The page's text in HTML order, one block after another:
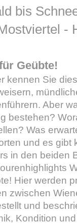
bis
-
Geübte!
kennen Sie
Aber
bestehen?
Was
und es gibt
in den beiden
Hier werden
zwischen
und
Kondition